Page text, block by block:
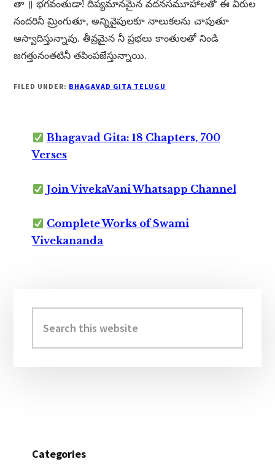
తా ॥ భగవంతుడా! దీప్యమానమైన వదనసమూహాలతో ఈ వీరుల
నందరినీ మ్రింగుతూ, అన్నివైపులకూ నాలుకలను చాపుతూ
ఆస్వాదిస్తున్నావు. తీవ్రమైన నీ ప్రభలు కాంతులతో నిండి
జగత్తునంతటినీ తపింపజేస్తున్నాయి.
FILED UNDER: BHAGAVAD GITA TELUGU
Bhagavad Gita: 18 Chapters, 700
Verses
Join VivekaVani Whatsapp Channel
Complete Works of Swami
Vivekananda
Sidebar
this
website
Categories